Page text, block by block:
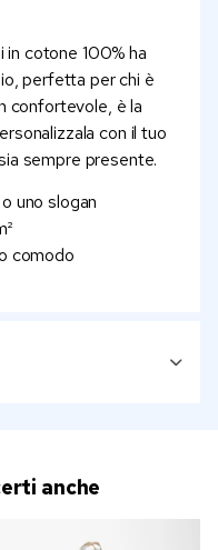
in cotone 100% ha
perfetta per chi è
confortevole, è la
con il tuo
sempre presente.
uno slogan
comodo
anche